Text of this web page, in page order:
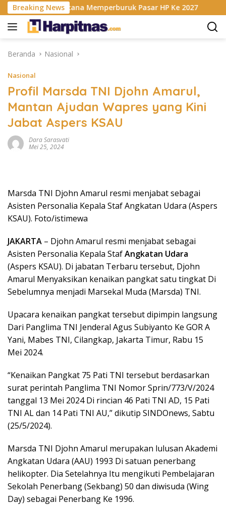
Langsung
ke
konten
Breaking News
RAM Berencana Memperburuk Pasar HP Ke 2027
Beranda Nasional
Nasional
Profil Marsda TNI Djohn Amarul,
Mantan Ajudan Wapres yang Kini
Jabat Aspers KSAU
Dara Sarasvati
Mei 25, 2024
Marsda TNI Djohn Amarul resmi menjabat sebagai
Asisten Personalia Kepala Staf Angkatan Udara (Aspers
KSAU). Foto/istimewa
JAKARTA – Djohn Amarul resmi menjabat sebagai
Asisten Personalia Kepala StafAngkatan Udara
(Aspers KSAU). Di jabatan Terbaru tersebut, Djohn
Amarul Menyaksikan kenaikan pangkat satu tingkat Di
Sebelumnya menjadi Marsekal Muda (Marsda) TNI.
Upacara kenaikan pangkat tersebut dipimpin langsung
Dari Panglima TNI Jenderal Agus Subiyanto Ke GOR A
Yani, Mabes TNI, Cilangkap, Jakarta Timur, Rabu 15
Mei 2024.
“Kenaikan Pangkat 75 Pati TNI tersebut berdasarkan
surat perintah Panglima TNI Nomor Sprin/773/V/2024
tanggal 13 Mei 2024 Di rincian 46 Pati TNI AD, 15 Pati
TNI AL dan 14 Pati TNI AU,” dikutip SINDOnews, Sabtu
(25/5/2024).
Marsda TNI Djohn Amarul merupakan lulusan Akademi
Angkatan Udara (AAU) 1993 Di satuan penerbang
helikopter. Dia Setelahnya Itu mengikuti Pembelajaran
Sekolah Penerbang (Sekbang) 50 dan diwisuda (Wing
Day) sebagai Penerbang Ke 1996.